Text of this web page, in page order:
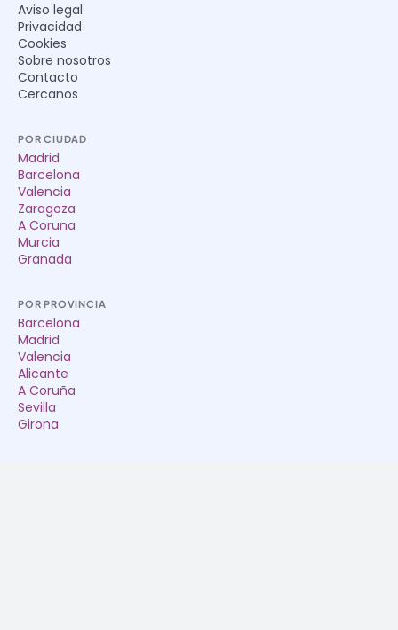
Aviso legal
Privacidad
Cookies
Sobre nosotros
Contacto
Cercanos
POR CIUDAD
Madrid
Barcelona
Valencia
Zaragoza
A Coruna
Murcia
Granada
POR PROVINCIA
Barcelona
Madrid
Valencia
Alicante
A Coruña
Sevilla
Girona